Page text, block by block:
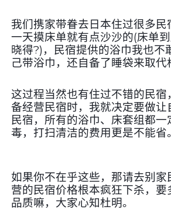
我们携家带眷去日本住过很多民
一天摸床单就有点沙沙的(床单
晓得?) ，民宿提供的浴巾我也不
己带浴巾，还自备了睡袋来取代
这过程当然也有住过不错的民宿
备经营民宿时，我就决定要做让
民宿，所有的浴巾、床套组都一
毒，打扫清洁的费用更是不能省。
如果你不在乎这些，那请去别家
营的民宿价格根本疯狂下杀，要
品质嘛，大家心知杜明。